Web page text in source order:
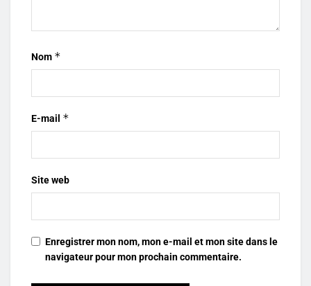
Nom *
E-mail *
Site web
Enregistrer mon nom, mon e-mail et mon site dans le
navigateur pour mon prochain commentaire.